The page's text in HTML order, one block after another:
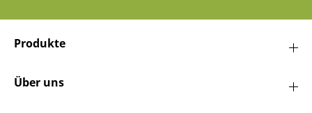
Produkte
Über uns